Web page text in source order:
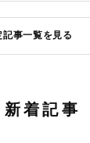
記事一覧を見る
新着記事